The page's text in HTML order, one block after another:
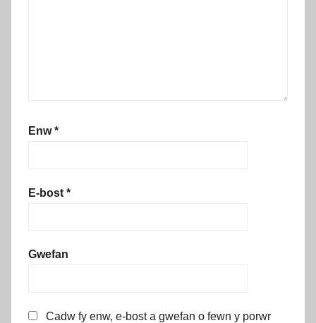
Enw*
E-bost *
Gwefan
Cadw fy enw, e-bost a gwefan o fewn y porwr